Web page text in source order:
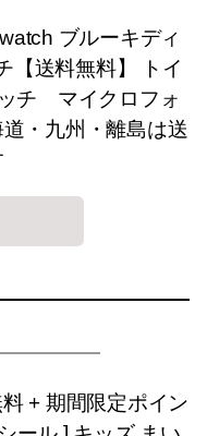
ブルーキディ
【送料無料】 トイ
チ マイクロフォ
・九州・離島は送
+ 期間限定ポイン